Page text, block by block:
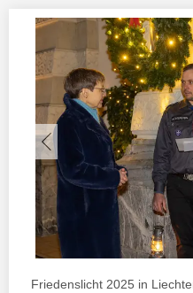
Friedenslicht 2025 in